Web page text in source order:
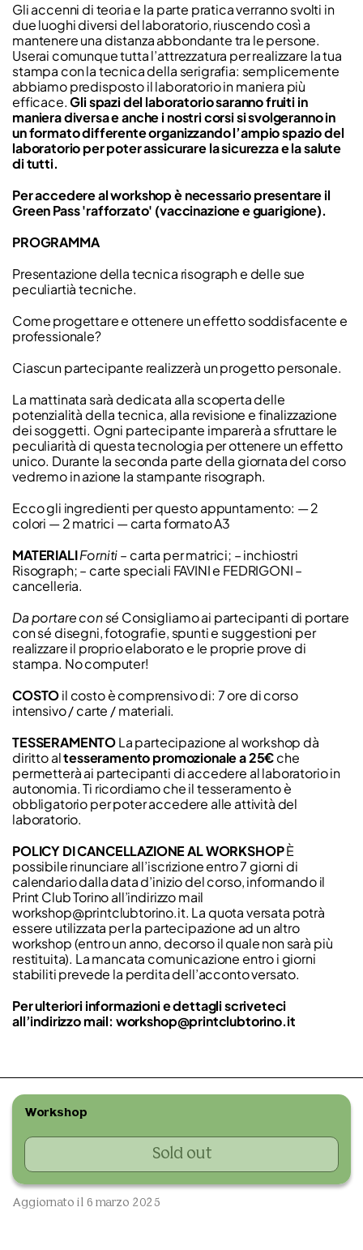
Gli accenni di teoria e la parte pratica verranno svolti in
due luoghi diversi del laboratorio, riuscendo così a
mantenere una distanza abbondante tra le persone.
Userai comunque tutta l’attrezzatura per realizzare la tua
stampa con la tecnica della serigrafia: semplicemente
abbiamo predisposto il laboratorio in maniera più
efficace.Gli spazi del laboratorio saranno fruiti in
maniera diversa e anche i nostri corsi si svolgeranno in
un formato differente organizzando l’ampio spazio del
laboratorio per poter assicurare la sicurezza e la salute
di tutti.
Per accedere al workshop è necessario presentare il
Green Pass 'rafforzato' (vaccinazione e guarigione).
PROGRAMMA
Presentazione della tecnica risograph e delle sue
peculiartià tecniche.
Come progettare e ottenere un effetto soddisfacente e
professionale?
Ciascun partecipante realizzerà un progetto personale.
La mattinata sarà dedicata alla scoperta delle
potenzialità della tecnica, alla revisione e finalizzazione
dei soggetti. Ogni partecipante imparerà a sfruttare le
peculiarità di questa tecnologia per ottenere un effetto
unico. Durante la seconda parte della giornata del corso
vedremo in azione la stampante risograph.
Ecco gli ingredienti per questo appuntamento: — 2
colori — 2 matrici — carta formato A3
MATERIALIForniti– carta per matrici; – inchiostri
Risograph; – carte speciali FAVINI e FEDRIGONI –
cancelleria.
Da portare con sé Consigliamo ai partecipanti di portare
con sé disegni, fotografie, spunti e suggestioni per
realizzare il proprio elaborato e le proprie prove di
stampa. No computer!
COSTOil costo è comprensivo di: 7 ore di corso
intensivo / carte / materiali.
TESSERAMENTOLa partecipazione al workshop dà
diritto altesseramento promozionale a 25€che
permetterà ai partecipanti di accedere al laboratorio in
autonomia. Ti ricordiamo che il tesseramento è
obbligatorio per poter accedere alle attività del
laboratorio.
POLICY DI CANCELLAZIONE AL WORKSHOPÈ
possibile rinunciare all’iscrizione entro 7 giorni di
calendario dalla data d’inizio del corso, informando il
Print Club Torino all’indirizzo mail
workshop@printclubtorino.it. La quota versata potrà
essere utilizzata per la partecipazione ad un altro
workshop (entro un anno, decorso il quale non sarà più
restituita). La mancata comunicazione entro i giorni
stabiliti prevede la perdita dell’acconto versato.
Per ulteriori informazioni e dettagli scriveteci
all’indirizzo mail: workshop@printclubtorino.it
Workshop
Sold out
Aggiornato il 6 marzo 2025